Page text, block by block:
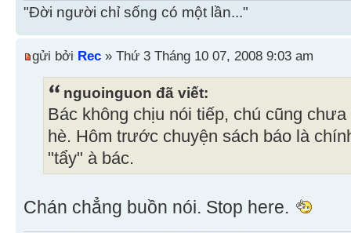
"Đời người chỉ sống có một lần..."
gửi bởi Rec » Thứ 3 Tháng 10 07, 2008 9:03 am
nguoinguon đã viết:
Bác không chịu nói tiếp, chú cũng
hè. Hôm trước chuyện sách báo là
"tẩy" à bác.
Chán chẳng buồn nói. Stop here.